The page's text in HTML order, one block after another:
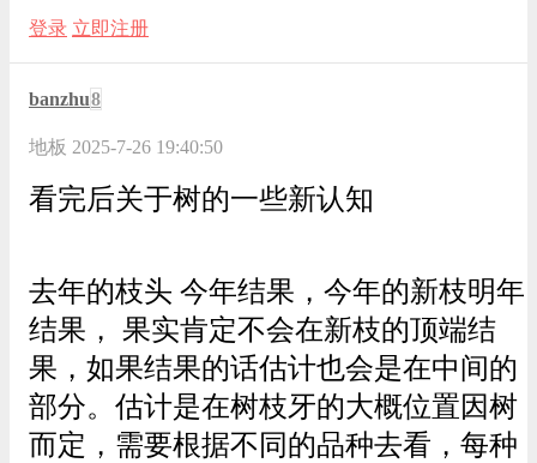
登录 立即注册
banzhu8
地板 2025-7-26 19:40:50
看完后关于树的一些新认知
去年的枝头 今年结果，今年的新枝明年
结果， 果实肯定不会在新枝的顶端结
果，如果结果的话估计也会是在中间的
部分。估计是在树枝牙的大概位置因树
而定，需要根据不同的品种去看，每种